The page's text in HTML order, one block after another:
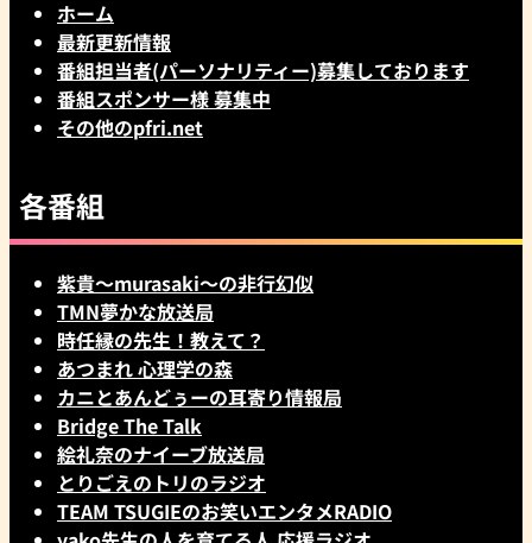
ホーム
最新更新情報
番組担当者(パーソナリティー)募集しております
番組スポンサー様 募集中
その他のpfri.net
各番組
紫貴～murasaki～の非行幻似
TMN夢かな放送局
時任縁の先生！教えて？
あつまれ 心理学の森
カニとあんどぅーの耳寄り情報局
Bridge The Talk
絵礼奈のナイーブ放送局
とりごえのトリのラジオ
TEAM TSUGIEのお笑いエンタメRADIO